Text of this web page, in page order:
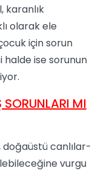
karanlık
olarak ele
için sorun
halde ise sorunun
MI
canlılar-
vurgu